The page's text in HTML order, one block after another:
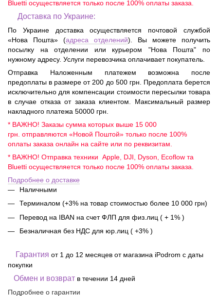
Bluetti осуществляется только после 100% оплаты заказа.
Доставка по Украине:
По Украине доставка осуществляется почтовой службой
«Нова Пошта» (адреса отделений). Вы можете получить
посылку на отделении или курьером "Нова Пошта" по
нужному адресу. Услуги перевозчика оплачивает покупатель.
Отправка Наложенным платежем возможна после
предоплаты в размере от 200 до 500 грн. Предоплата берется
исключительно для компенсации стоимости пересылки товара
в случае отказа от заказа клиентом. Максимальный размер
накладного платежа 50000 грн.
* ВАЖНО! Заказы сумма которых выше 15 000
грн. отправляются «Новой Поштой» только после 100%
оплаты заказа онлайн на сайте или по реквизитам.
* ВАЖНО! Отправка техники Apple, DJI, Dyson, Ecoflow та
Bluetti осуществляется только после 100% оплаты заказа.
Подробнее о доставке
Наличными
Терминалом (+3% на товар стоимостью более 10 000 грн)
Перевод на IBAN на счет ФЛП для физ.лиц ( + 1% )
Безналичная без НДС для юр.лиц ( +3% )
Гарантия от 1 до 12 месяцев от магазина iPodrom с даты
покупки
Обмен и возврат в течении 14 дней
Подробнее о гарантии